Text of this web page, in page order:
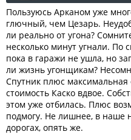
Пользуюсь Арканом уже
глючный, чем Цезарь.
ли реально от угона?
несколько минут угнали. По
пока в гаражи не ушла, но
ли жизнь угонщикам?
Спутник плюс
стоимость Каско вдвое.
этом уже отбилась. Плюс
подмогу. Не лишнее, в наше
дорогах, опять же.